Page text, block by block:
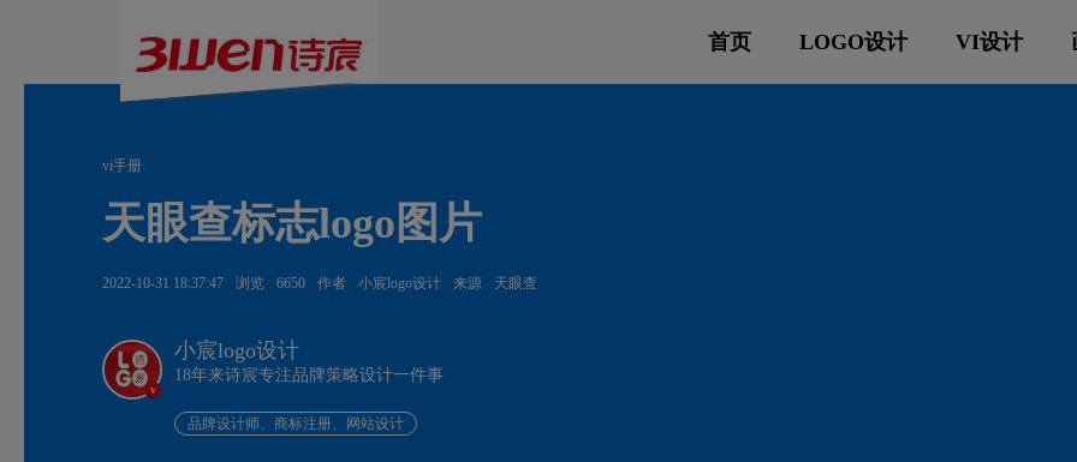
首页 LOGO设计 VI设计
vi手册
天眼查标志logo图片
2022-10-31 18:37:47 浏览 6650 作者 小宸logo设计 来源 天眼查
v
小宸logo设计
18年来诗宸专注品牌策略设计一件事
品牌设计师、商标注册、网站设计